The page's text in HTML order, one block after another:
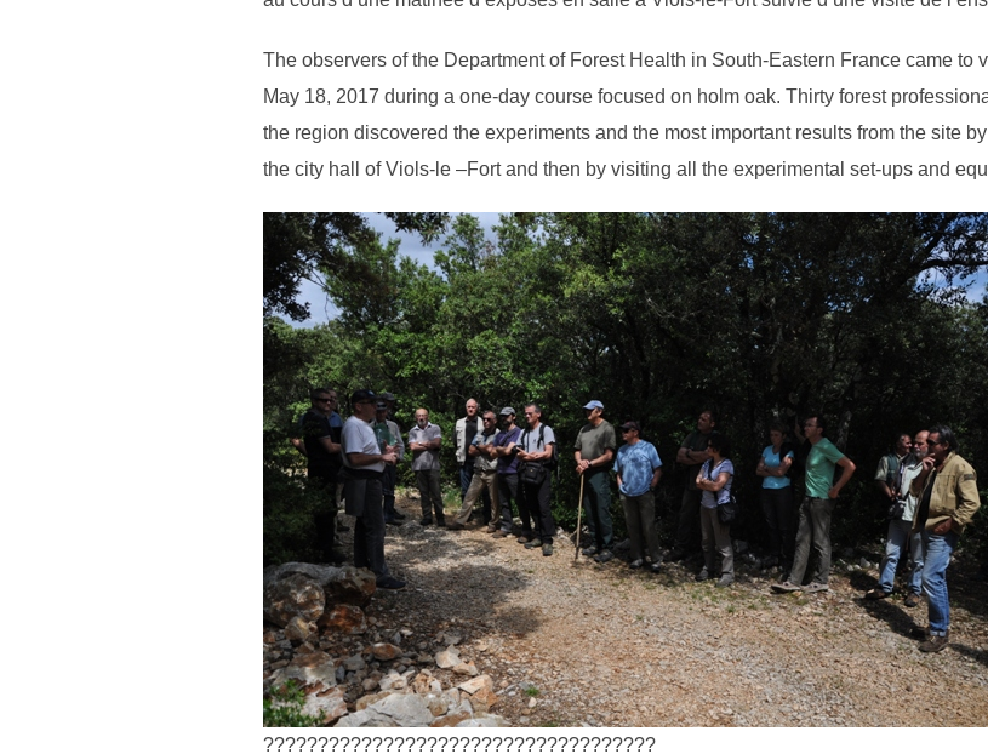
The observers of the Department of Forest Health in South-Eastern France came to
May 18, 2017 during a one-day course focused on holm oak. Thirty forest
the region discovered the experiments and the most important results from the site
the city hall of Viols-le –Fort and then by visiting all the experimental set-ups and
????????????????????????????????????